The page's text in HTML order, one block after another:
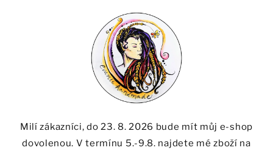
Milí zákazníci, do 23. 8. 2026 bude mít můj e-shop
dovolenou. V termínu 5.-9.8. najdete mé zboží na